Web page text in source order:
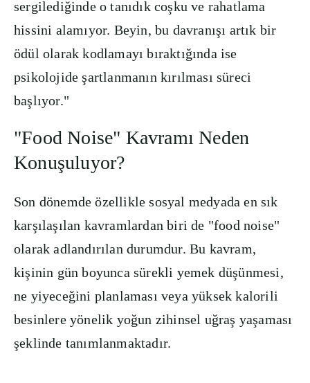
sergilediğinde o tanıdık coşku ve rahatlama
hissini alamıyor. Beyin, bu davranışı artık bir
ödül olarak kodlamayı bıraktığında ise
psikolojide şartlanmanın kırılması süreci
başlıyor."
"Food Noise" Kavramı Neden
Konuşuluyor?
Son dönemde özellikle sosyal medyada en sık
karşılaşılan kavramlardan biri de "food noise"
olarak adlandırılan durumdur. Bu kavram,
kişinin gün boyunca sürekli yemek düşünmesi,
ne yiyeceğini planlaması veya yüksek kalorili
besinlere yönelik yoğun zihinsel uğraş yaşaması
şeklinde tanımlanmaktadır.